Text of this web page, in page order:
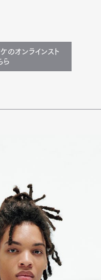
Art&Design
Cars
のオンラインスト
ら